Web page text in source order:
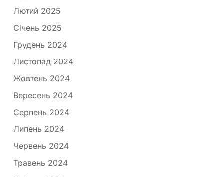
Лютий 2025
Січень 2025
Грудень 2024
Листопад 2024
Жовтень 2024
Вересень 2024
Серпень 2024
Липень 2024
Червень 2024
Травень 2024